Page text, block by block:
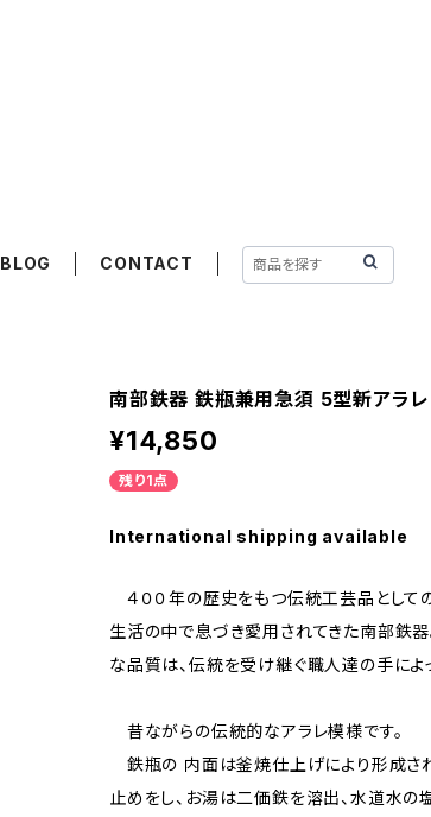
BLOG CONTACT
南部鉄器 鉄瓶兼用急須 5型新ア
¥14,850
残り1点
International shipping available
４００年の歴史をもつ伝統工芸品として
生活の中で息づき愛用されてきた南部鉄
な品質は、伝統を受け継ぐ職人達の手によ
昔ながらの伝統的なアラレ模様です。
鉄瓶の 内面は釜焼仕上げにより形成さ
止めをし、お湯は二価鉄を溶出、水道水の